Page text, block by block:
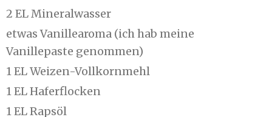
2 EL Mineralwasser
etwas Vanillearoma (ich hab meine
Vanillepaste genommen)
1 EL Weizen-Vollkornmehl
1 EL Haferflocken
1 EL Rapsöl